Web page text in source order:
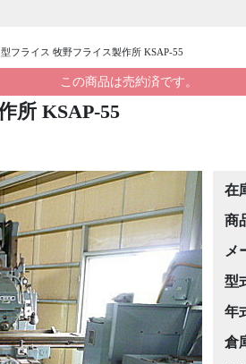
フライス 牧野フライス製作所 KSAP-55
この商品は売約済です。
所 KSAP-55
在
商
メ
型
年
倉